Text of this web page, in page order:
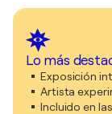
Lo más
Exposición
Artista
Incluido en